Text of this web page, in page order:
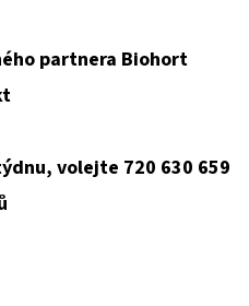
partnera Biohort
volejte 720 630 659